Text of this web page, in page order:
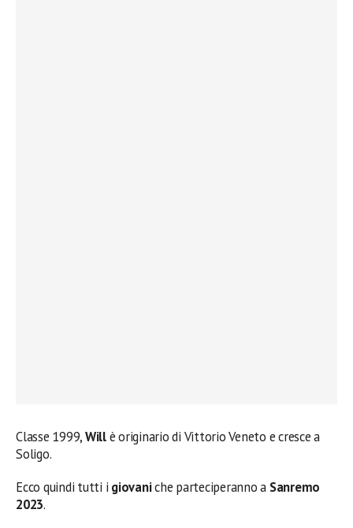
Classe 1999,Willè originario di Vittorio Veneto e cresce a
Soligo.
Ecco quindi tutti i giovaniche parteciperanno a Sanremo
2023.